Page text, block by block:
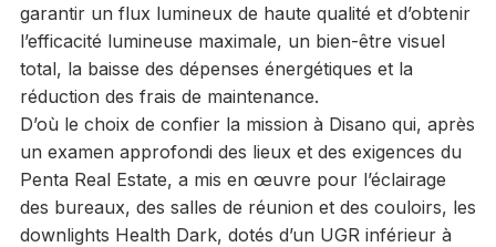
garantir un flux lumineux de haute qualité et d’obtenir
l’efficacité lumineuse maximale, un bien-être visuel
total, la baisse des dépenses énergétiques et la
réduction des frais de maintenance.
D’où le choix de confier la mission à Disano qui, après
un examen approfondi des lieux et des exigences du
Penta Real Estate, a mis en œuvre pour l’éclairage
des bureaux, des salles de réunion et des couloirs, les
downlights Health Dark, dotés d’un UGR inférieur à